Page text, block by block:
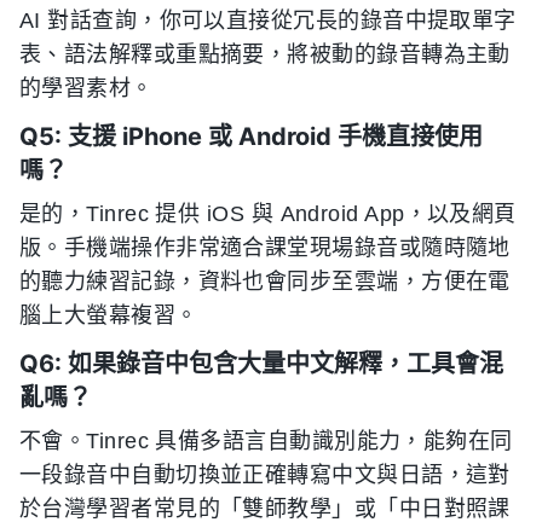
AI 對話查詢，你可以直接從冗長的錄音中提取單字
表、語法解釋或重點摘要，將被動的錄音轉為主動
的學習素材。
Q5: 支援 iPhone 或 Android 手機直接使用
嗎？
是的，Tinrec 提供 iOS 與 Android App，以及網頁
版。手機端操作非常適合課堂現場錄音或隨時隨地
的聽力練習記錄，資料也會同步至雲端，方便在電
腦上大螢幕複習。
Q6: 如果錄音中包含大量中文解釋，工具會混
亂嗎？
不會。Tinrec 具備多語言自動識別能力，能夠在同
一段錄音中自動切換並正確轉寫中文與日語，這對
於台灣學習者常見的「雙師教學」或「中日對照課